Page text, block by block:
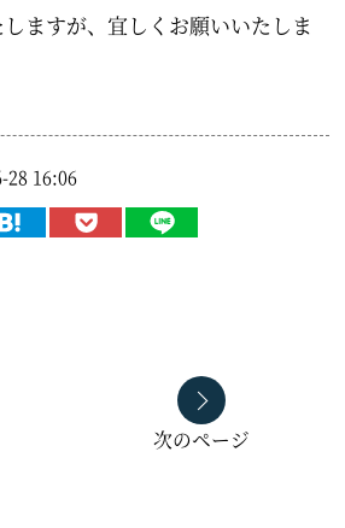
ますが、宜しくお願いいたしま
28 16:06
次のページ